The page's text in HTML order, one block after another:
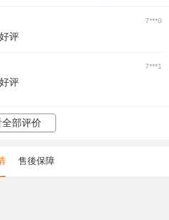
7***0
评
7***1
评
部评价
售後保障